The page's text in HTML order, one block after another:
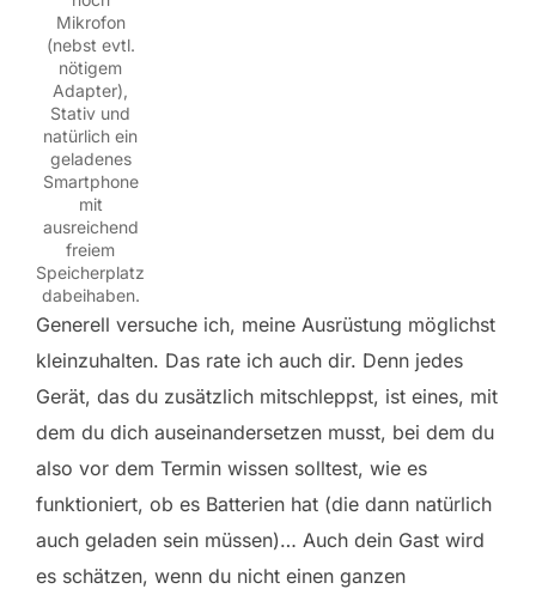
Mikrofon
(nebst evtl.
nötigem
Adapter),
Stativ und
natürlich ein
geladenes
Smartphone
mit
ausreichend
freiem
Speicherplatz
dabeihaben.
Generell versuche ich, meine Ausrüstung möglichst
kleinzuhalten. Das rate ich auch dir. Denn jedes
Gerät, das du zusätzlich mitschleppst, ist eines, mit
dem du dich auseinandersetzen musst, bei dem du
also vor dem Termin wissen solltest, wie es
funktioniert, ob es Batterien hat (die dann natürlich
auch geladen sein müssen)… Auch dein Gast wird
es schätzen, wenn du nicht einen ganzen